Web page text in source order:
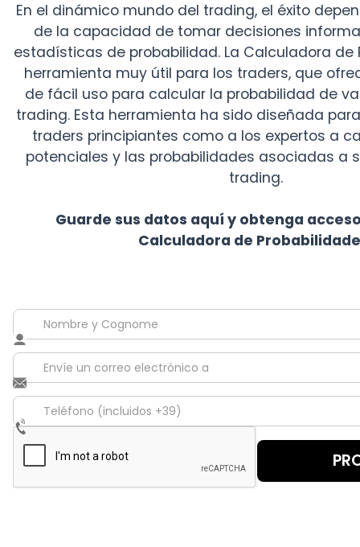
En el dinámico mundo del trading, el éxito
de la capacidad de tomar decisiones
estadísticas de probabilidad. La Calculadora de
herramienta muy útil para los traders, que
de fácil uso para calcular la probabilidad de
trading. Esta herramienta ha sido diseñada
traders principiantes como a los expertos a
potenciales y las probabilidades asociadas a
trading.
Guarde sus datos aquí y obtenga
Calculadora de